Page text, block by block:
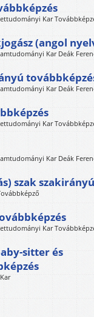
Kar
(angol
Kar Deák
Kar Deák
Kar
Kar Deák
szak
Kar
sitter és